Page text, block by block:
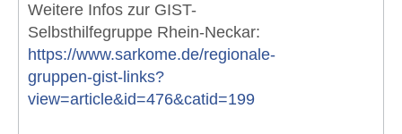
Weitere Infos zur GIST-
Selbsthilfegruppe Rhein-Neckar:
https://www.sarkome.de/regionale-
gruppen-gist-links?
view=article&id=476&catid=199